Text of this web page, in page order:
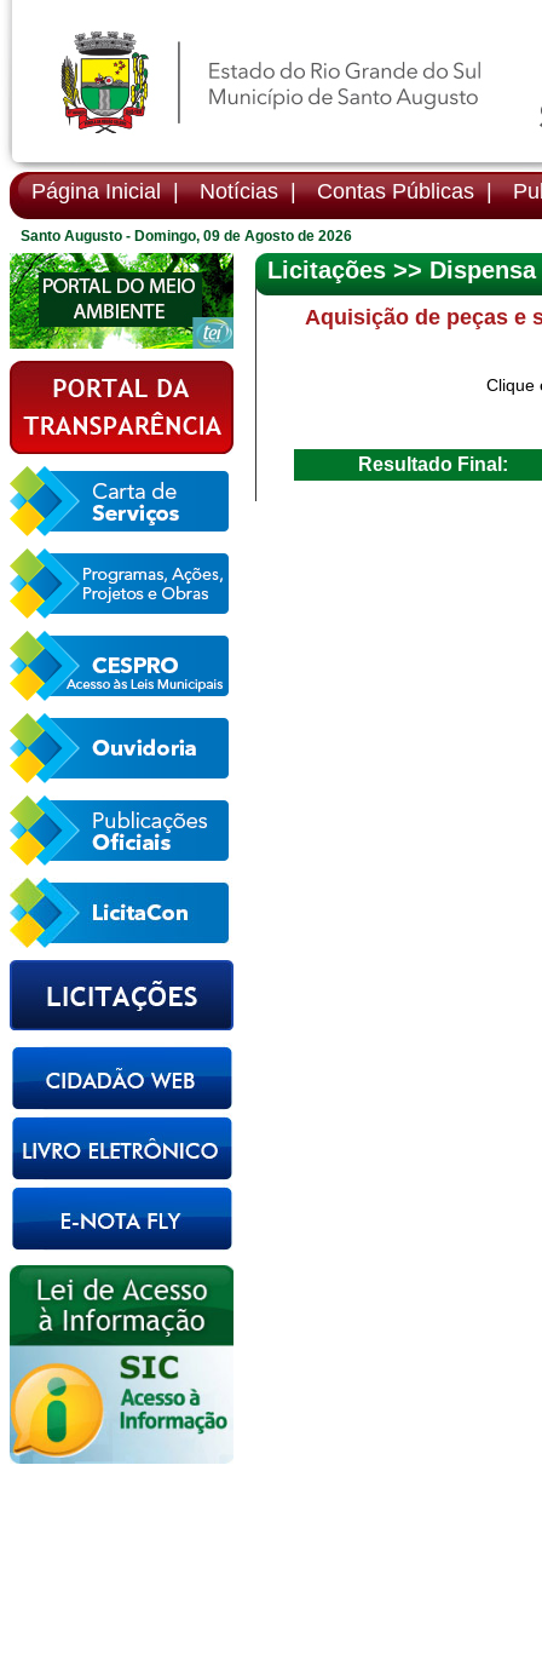
Página Inicial | Notícias | Contas Públicas |
Santo Augusto - Domingo, 09 de Agosto de 2026
Licitações >> Dispensa
Aquisição de peças e
Clique
Resultado Final: